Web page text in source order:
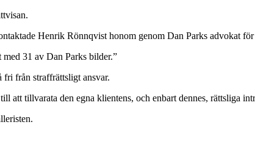
Henrik Rönnqvist honom genom Dan Parks advokat
31 av Dan Parks bilder.”
fri från straffrättsligt ansvar.
att tillvarata den egna klientens, och enbart dennes, rättsliga